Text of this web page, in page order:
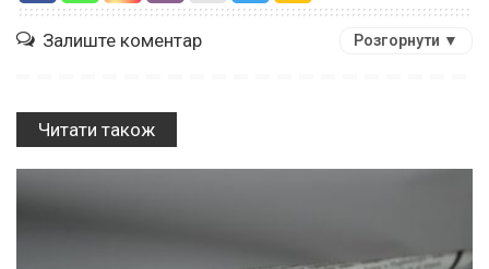
Залиште коментар Розгорнути ▼
Читати також